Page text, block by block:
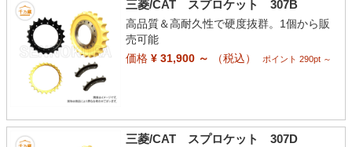
三菱/CAT スプロケット 307B
高品質＆高耐久性で硬度抜群。1個から販
売可能
価格¥ 31,900 ～ （税込） ポイント 290pt ～
三菱/CAT スプロケット 307D